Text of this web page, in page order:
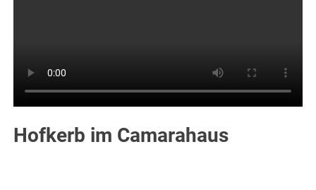
Hofkerb im Camarahaus